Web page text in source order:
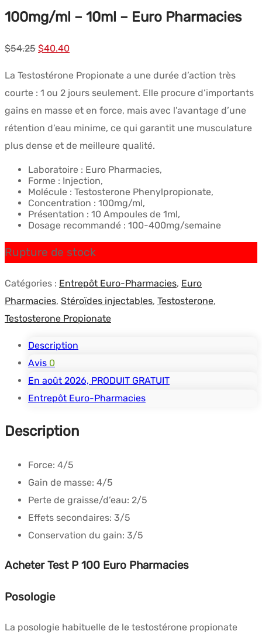
100mg/ml – 10ml – Euro Pharmacies
$54.25 Le
$40.40Le
actuel
est :
La Testostérone Propionate a une durée d’action très
courte : 1 ou 2 jours seulement. Elle procure d’importants
gains en masse et en force, mais avec l’avantage d’une
rétention d’eau minime, ce qui garantit une musculature
plus dense et de meilleure qualité.
Laboratoire : Euro Pharmacies,
Forme : Injection,
Molécule : Testosterone Phenylpropionate,
Concentration : 100mg/ml,
Présentation : 10 Ampoules de 1ml,
Dosage recommandé : 100-400mg/semaine
Rupture de stock
Catégories : Entrepôt Euro-Pharmacies, Euro
Pharmacies, Stéroïdes injectables, Testosterone,
Testosterone Propionate
Description
Avis 0
En août 2026, PRODUIT GRATUIT
Entrepôt Euro-Pharmacies
Description
Force: 4/5
Gain de masse: 4/5
Perte de graisse/d’eau: 2/5
Effets secondaires: 3/5
Conservation du gain: 3/5
Acheter Test P 100 Euro Pharmacies
Posologie
La posologie habituelle de le testostérone propionate